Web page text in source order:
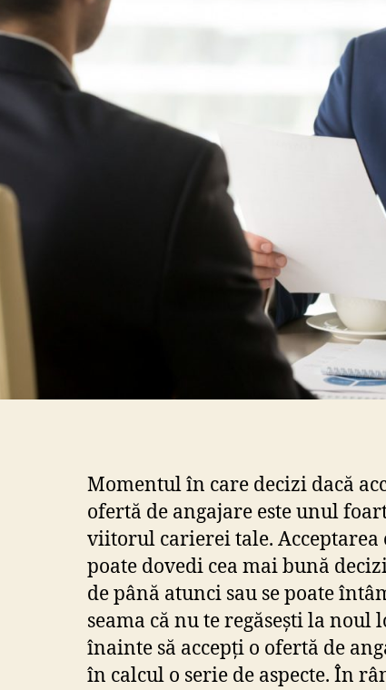
Momentul în care decizi dacă
ofertă de angajare este unul
viitorul carierei tale. Acceptarea
poate dovedi cea mai bună
de până atunci sau se poate
seama că nu te regăsești la noul
înainte să accepți o ofertă de
în calcul o serie de aspecte. În